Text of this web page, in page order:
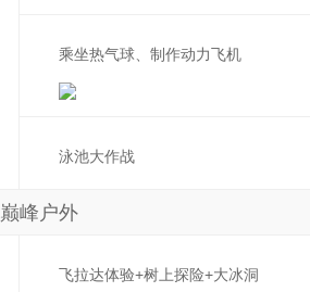
乘坐热气球、制作动力飞机
泳池大作战
巅峰户外
飞拉达体验+树上探险+大冰洞